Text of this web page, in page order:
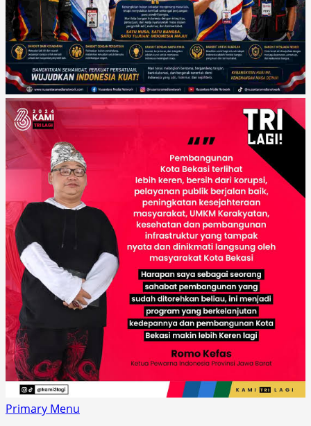
Primary Menu